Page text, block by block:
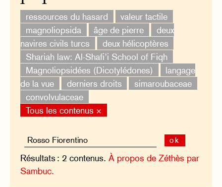
ressources du hasard
valeur tactile
magnoliopsida
âge de pierre
deux
navires civils turcs
deux hélicoptères
Shariah law: Al-Shafi’i School of Fiqh
Magnoliopsidées (Dicotylédones)
langage
de la vue
derniers droits
simaroubaceae
convolvulaceae
Tous les contenus ×
ok
Résultats : 2 contenus.À propos de Zéthès par
Sambuc.